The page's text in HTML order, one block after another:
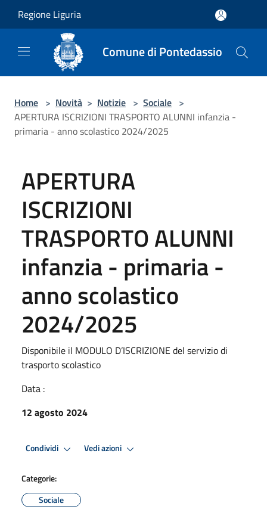
Regione Liguria
Comune di Pontedassio
Home > Novità > Notizie > Sociale >
APERTURA ISCRIZIONI TRASPORTO ALUNNI infanzia -
primaria - anno scolastico 2024/2025
APERTURA
ISCRIZIONI
TRASPORTO ALUNNI
infanzia - primaria -
anno scolastico
2024/2025
Disponibile il MODULO D’ISCRIZIONE del servizio di
trasporto scolastico
Data :
12 agosto 2024
Condividi Vedi azioni
Categorie:
Sociale